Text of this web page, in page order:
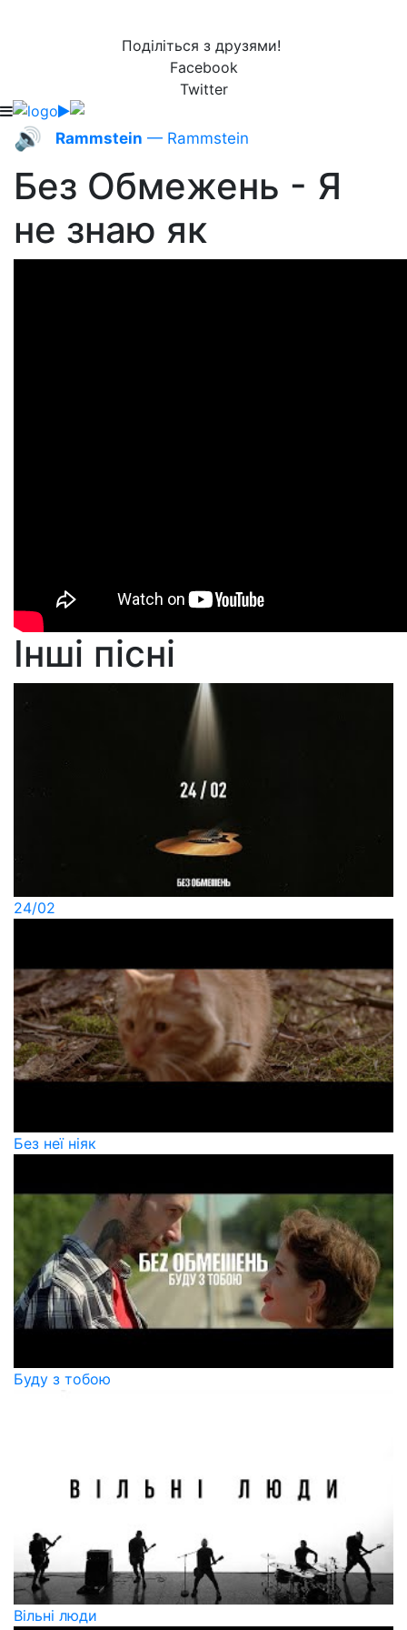
Поділіться з друзями!
Facebook
Twitter
🔊 Rammstein — Rammstein
Без Обмежень - Я
не знаю як
Інші пісні
24/02
Без неї ніяк
Буду з тобою
Вільні люди